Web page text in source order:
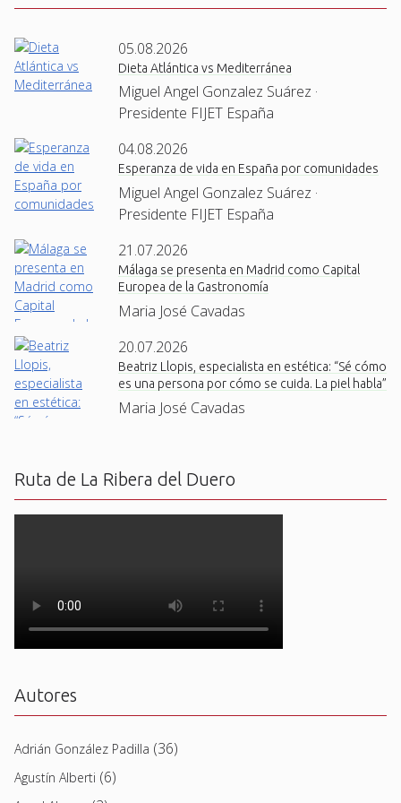
05.08.2026
Dieta Atlántica vs Mediterránea
Miguel Angel Gonzalez Suárez ·
Presidente FIJET España
04.08.2026
Esperanza de vida en España por comunidades
Miguel Angel Gonzalez Suárez ·
Presidente FIJET España
21.07.2026
Málaga se presenta en Madrid como Capital
Europea de la Gastronomía
Maria José Cavadas
20.07.2026
Beatriz Llopis, especialista en estética: “Sé cómo
es una persona por cómo se cuida. La piel habla”
Maria José Cavadas
Ruta de La Ribera del Duero
Autores
Adrián González Padilla (36)
Agustín Alberti (6)